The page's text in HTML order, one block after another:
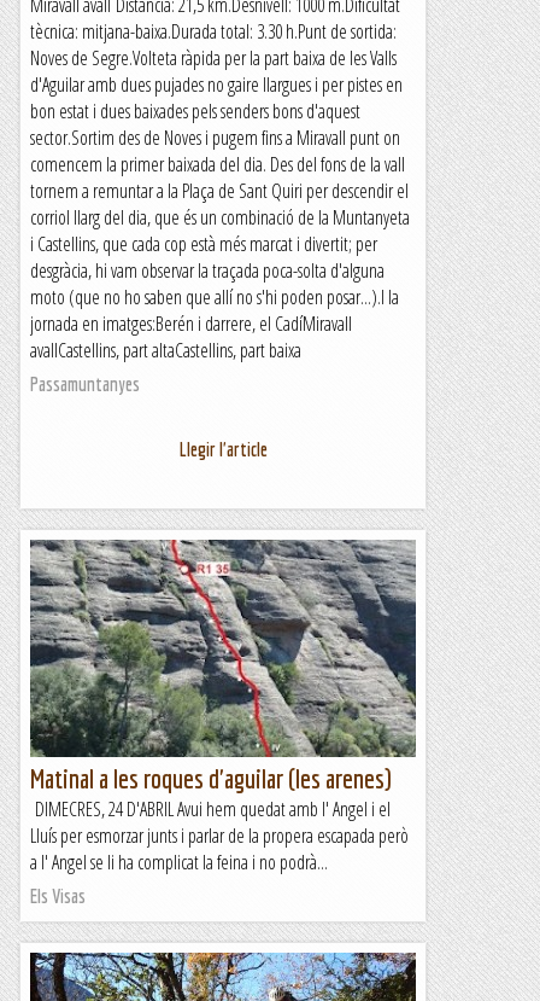
tècnica: mitjana-baixa.Durada total: 3.30 h.Punt de sortida:
Noves de Segre.Volteta ràpida per la part baixa de les Valls
d'Aguilar amb dues pujades no gaire llargues i per pistes en
bon estat i dues baixades pels senders bons d'aquest
sector.Sortim des de Noves i pugem fins a Miravall punt on
comencem la primer baixada del dia. Des del fons de la vall
tornem a remuntar a la Plaça de Sant Quiri per descendir el
corriol llarg del dia, que és un combinació de la Muntanyeta
i Castellins, que cada cop està més marcat i divertit; per
desgràcia, hi vam observar la traçada poca-solta d'alguna
moto (que no ho saben que allí no s'hi poden posar...).I la
jornada en imatges:Berén i darrere, el CadíMiravall
avallCastellins, part altaCastellins, part baixa
Passamuntanyes
Llegir l'article
Matinal a les roques d'aguilar (les arenes)
DIMECRES, 24 D'ABRIL Avui hem quedat amb l' Angel i el
Lluís per esmorzar junts i parlar de la propera escapada però
a l' Angel se li ha complicat la feina i no podrà...
Els Visas